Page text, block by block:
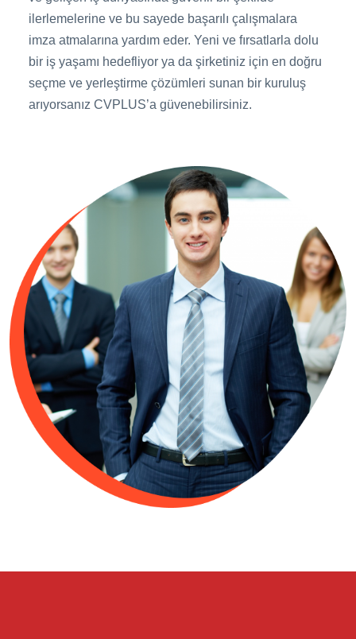
ilerlemelerine ve bu sayede başarılı çalışmalara
imza atmalarına yardım eder. Yeni ve fırsatlarla dolu
bir iş yaşamı hedefliyor ya da şirketiniz için en doğru
seçme ve yerleştirme çözümleri sunan bir kuruluş
arıyorsanız CVPLUS’a güvenebilirsiniz.